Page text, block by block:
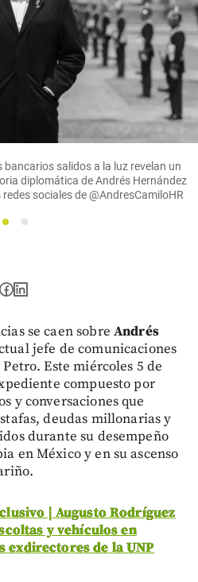
salidos a la luz revelan un
diplomática de Andrés Hernández
sociales de @AndresCamiloHR
1
2
se caen sobre Andrés
jefe de comunicaciones
Este miércoles 5 de
compuesto por
y conversaciones que
deudas millonarias y
durante su desempeño
en México y en su ascenso
| Augusto Rodríguez
y vehículos en
exdirectores de la UNP